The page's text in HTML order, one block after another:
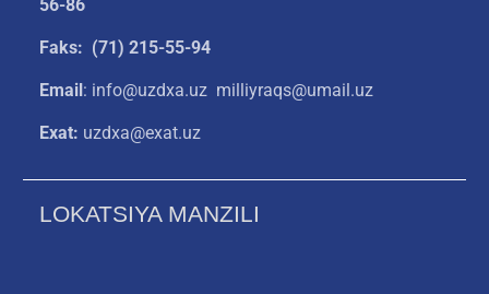
56-86
Faks: (71) 215-55-94
Email: info@uzdxa.uz milliyraqs@umail.uz
Exat: uzdxa@exat.uz
LOKATSIYA MANZILI